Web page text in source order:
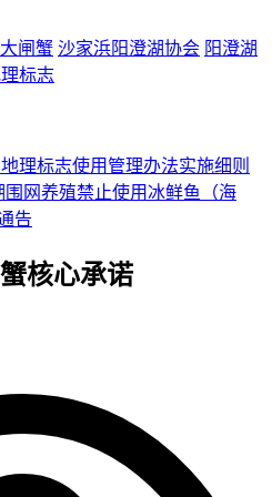
闸蟹 沙家浜阳澄湖协会 阳澄湖
标志
理标志使用管理办法实施细则
围网养殖禁止使用冰鲜鱼（海
告
核心承诺